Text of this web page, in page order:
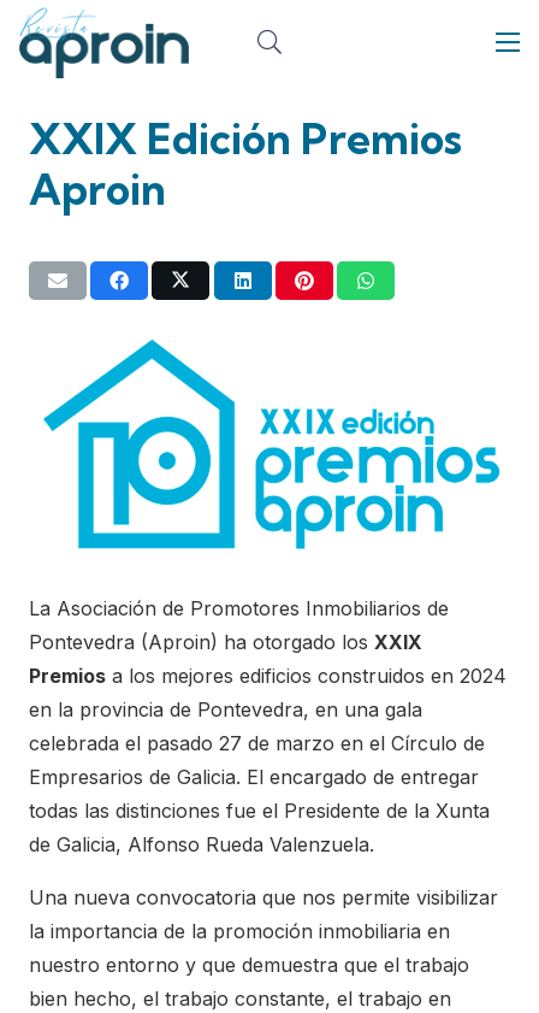
XXIX Edición Premios
Aproin
La Asociación de Promotores Inmobiliarios de
Pontevedra (Aproin) ha otorgado los XXIX
Premios a los mejores edificios construidos en 2024
en la provincia de Pontevedra, en una gala
celebrada el pasado 27 de marzo en el Círculo de
Empresarios de Galicia. El encargado de entregar
todas las distinciones fue el Presidente de la Xunta
de Galicia, Alfonso Rueda Valenzuela.
Una nueva convocatoria que nos permite visibilizar
la importancia de la promoción inmobiliaria en
nuestro entorno y que demuestra que el trabajo
bien hecho, el trabajo constante, el trabajo en